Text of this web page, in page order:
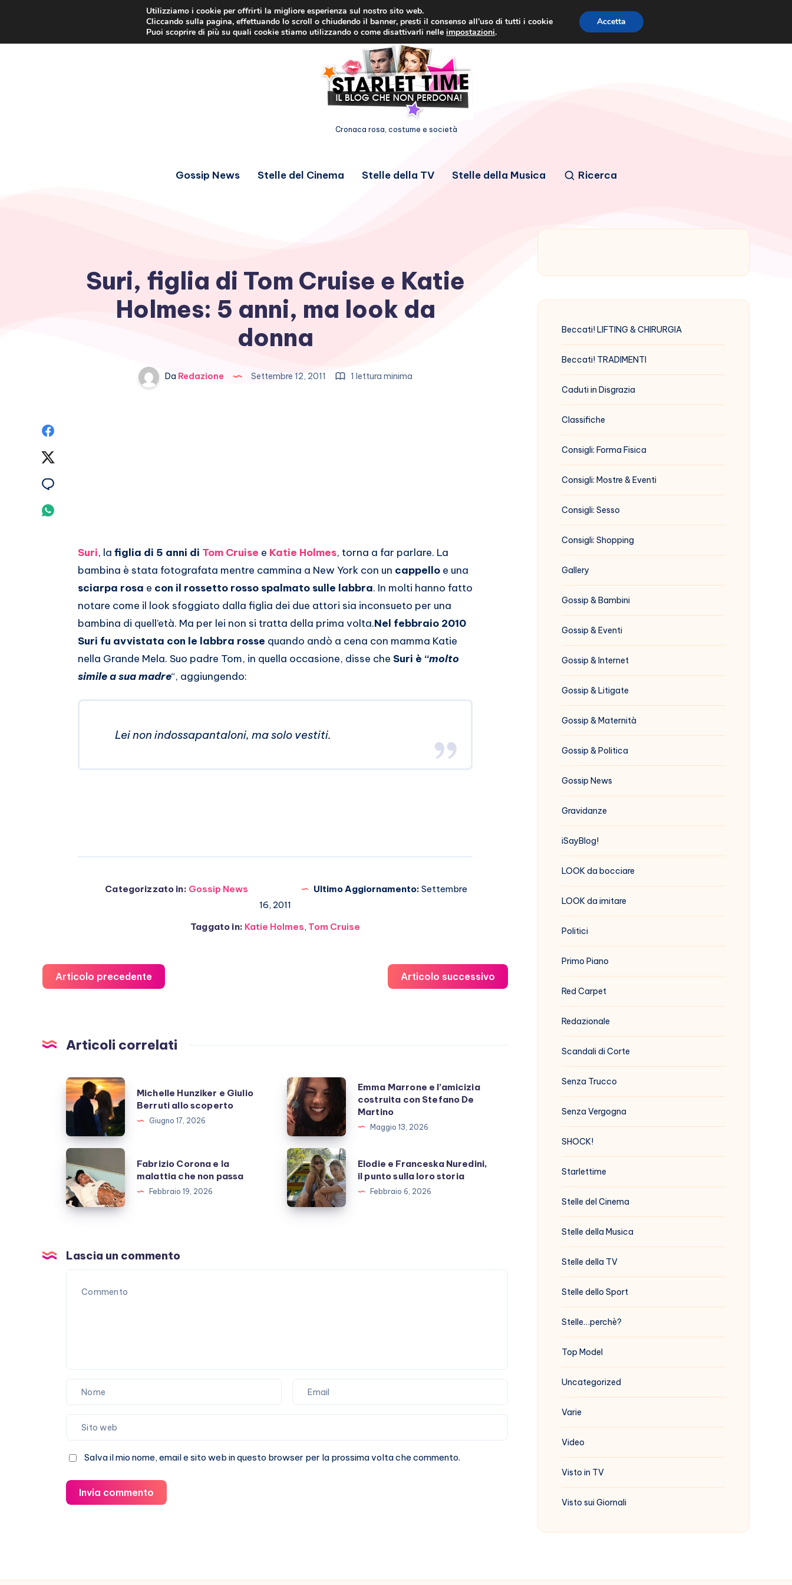
Cronaca rosa, costume e società
Gossip News Stelle del Cinema Stelle della TV Stelle della Musica Ricerca
Suri, figlia di Tom Cruise e Katie
Holmes: 5 anni, ma look da
donna
Da Redazione Settembre 12, 2011 1 lettura minima
Whatsapp
Suri, la figlia di 5 anni di Tom Cruise e Katie Holmes, torna a far parlare. La
bambina è stata fotografata mentre cammina a New York con un cappello e una
sciarpa rosa e con il rossetto rosso spalmato sulle labbra. In molti hanno fatto
notare come il look sfoggiato dalla figlia dei due attori sia inconsueto per una
bambina di quell’età. Ma per lei non si tratta della prima volta.Nel febbraio 2010
Suri fu avvistata con le labbra rosse quando andò a cena con mamma Katie
nella Grande Mela. Suo padre Tom, in quella occasione, disse che Suri è “molto
simile a sua madre“, aggiungendo:
Lei non indossapantaloni, ma solo vestiti.
Categorizzato in: Gossip News Ultimo Aggiornamento: Settembre
16, 2011
Taggato in: Katie Holmes, Tom Cruise
Articolo precedente Articolo successivo
Articoli correlati
Michelle
Hunziker
Giulio
Berruti
allo
scoperto
Michelle Hunziker e Giulio
Berruti allo scoperto
Giugno 17, 2026
Emma
Marrone
e
l’amicizia
costruita
con
Stefano
De
Emma Marrone e l’amicizia
costruita con Stefano De
Martino
Maggio 13, 2026
Fabrizio
Corona
e
la
non
passa
Fabrizio Corona e la
malattia che non passa
Febbraio 19, 2026
Elodie
e
Franceska
Nuredini,
loro
Elodie e Franceska Nuredini,
il punto sulla loro storia
Febbraio 6, 2026
Lascia un commento
Salva il mio nome, email e sito web in questo browser per la prossima volta che commento.
Invia commento
Beccati! LIFTING & CHIRURGIA
Beccati! TRADIMENTI
Caduti in Disgrazia
Classifiche
Consigli: Forma Fisica
Consigli: Mostre & Eventi
Consigli: Sesso
Consigli: Shopping
Gallery
Gossip & Bambini
Gossip & Eventi
Gossip & Internet
Gossip & Litigate
Gossip & Maternità
Gossip & Politica
Gossip News
Gravidanze
iSayBlog!
LOOK da bocciare
LOOK da imitare
Politici
Primo Piano
Red Carpet
Redazionale
Scandali di Corte
Senza Trucco
Senza Vergogna
SHOCK!
Starlettime
Stelle del Cinema
Stelle della Musica
Stelle della TV
Stelle dello Sport
Stelle…perchè?
Top Model
Uncategorized
Varie
Video
Visto in TV
Visto sui Giornali
Utilizziamo i cookie per offrirti la migliore esperienza sul nostro sito web.
Cliccando sulla pagina, effettuando lo scroll o chiudendo il banner, presti il consenso all’uso di tutti i cookie
Puoi scoprire di più su quali cookie stiamo utilizzando o come disattivarli nelleimpostazioni.
Accetta